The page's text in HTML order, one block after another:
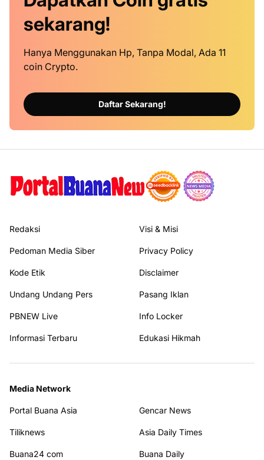
sekarang!
Hanya Menggunakan Hp, Tanpa Modal, Ada 11
coin Crypto.
Daftar Sekarang!
Redaksi Visi & Misi
Pedoman Media Siber Privacy Policy
Kode Etik Disclaimer
Undang Undang Pers Pasang Iklan
PBNEW Live Info Locker
Informasi Terbaru Edukasi Hikmah
Media Network
Portal Buana Asia Gencar News
Tiliknews Asia Daily Times
Buana24 com Buana Daily